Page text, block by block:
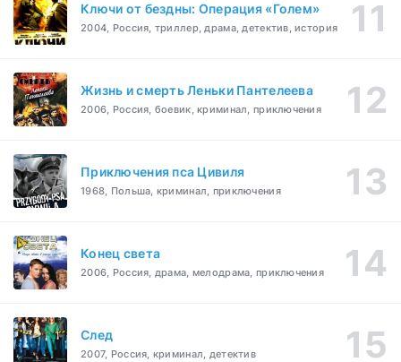
Ключи от бездны: Операция «Голем»
2004, Россия, триллер, драма, детектив, история
Жизнь и смерть Леньки Пантелеева
2006, Россия, боевик, криминал, приключения
Приключения пса Цивиля
1968, Польша, криминал, приключения
Конец света
2006, Россия, драма, мелодрама, приключения
След
2007, Россия, криминал, детектив